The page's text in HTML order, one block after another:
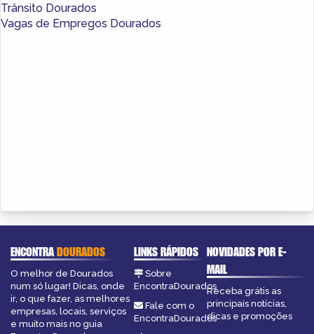
Trânsito Dourados
Vagas de Empregos Dourados
ENCONTRADOURADOS
O melhor de Dourados
num só lugar! Dicas, onde
ir, o que fazer, as melhores
empresas, locais, serviços
e muito mais no guia
LINKS RÁPIDOS
Sobre
EncontraDourados
Fale com o
EncontraDourados
NOVIDADES POR E-
MAIL
Receba grátis as
principais notícias,
dicas e promoções